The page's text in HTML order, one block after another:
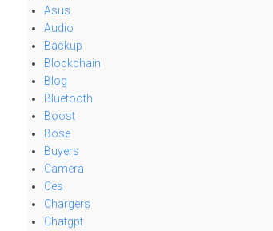
Asus
Audio
Backup
Blockchain
Blog
Bluetooth
Boost
Bose
Buyers
Camera
Ces
Chargers
Chatgpt